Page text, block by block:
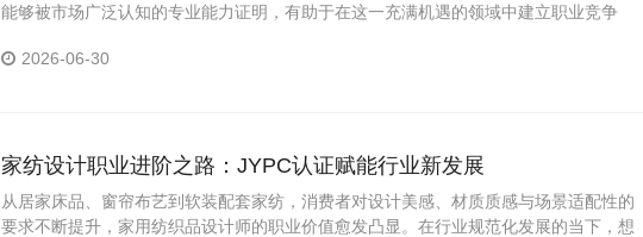
能够被市场广泛认知的专业能力证明，有助于在这一充满机遇的领域中建立职业竞争
供了一条清晰的能力认证路径。
2026-06-30
家纺设计职业进阶之路：JYPC认证赋能行业新发展
从居家床品、窗帘布艺到软装配套家纺，消费者对设计美感、材质质感与场景适配性的
要求不断提升，家用纺织品设计师的职业价值愈发凸显。在行业规范化发展的当下，想